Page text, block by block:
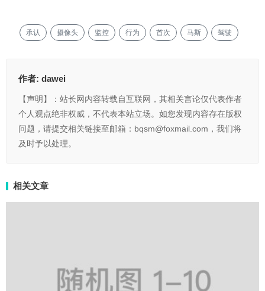
承认 摄像头 监控 行为 首次 马斯 驾驶
作者: dawei
【声明】：站长网内容转载自互联网，其相关言论仅代表作者
个人观点绝非权威，不代表本站立场。如您发现内容存在版权
问题，请提交相关链接至邮箱：bqsm@foxmail.com，我们将
及时予以处理。
相关文章